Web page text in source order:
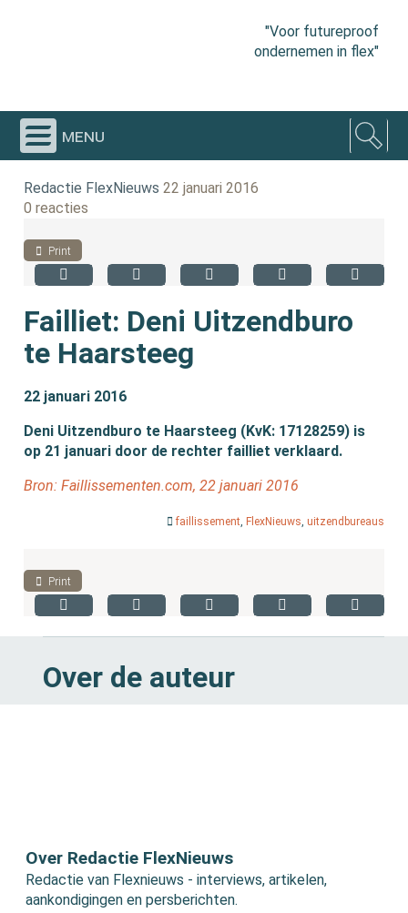
"Voor futureproof
ondernemen in flex"
menu
Redactie FlexNieuws 22 januari 2016
0 reacties
Print
Failliet: Deni Uitzendburo
te Haarsteeg
22 januari 2016
Deni Uitzendburo te Haarsteeg (KvK: 17128259) is
op 21 januari door de rechter failliet verklaard.
Bron: Faillissementen.com, 22 januari 2016
faillissement, FlexNieuws, uitzendbureaus
Print
Over de auteur
Over Redactie FlexNieuws
Redactie van Flexnieuws - interviews, artikelen,
aankondigingen en persberichten.